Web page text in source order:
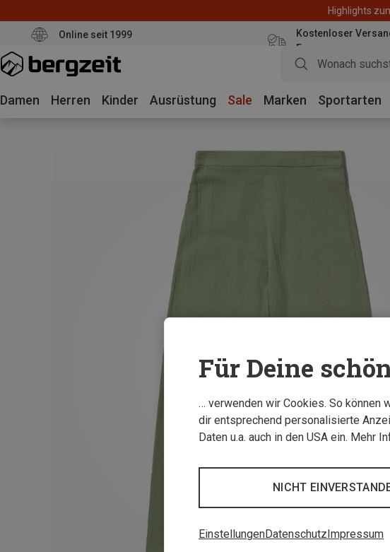
Highlights
Online seit 1999
Kostenloser
Euro
Damen Herren Kinder Ausrüstung Sale Marken Sportarten
Für Deine
… verwenden wir Cookies. So können
dir entsprechend personalisierte
Daten u.a. auch in den USA ein. Mehr
NICHT
EinstellungenDatenschutzImpressum